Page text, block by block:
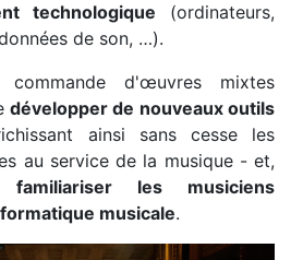
technologique (ordinateurs,
de son, …).
d'œuvres mixtes
développer de nouveaux outils
ainsi sans cesse les
au service de la musique - et,
familiariser les musiciens
musicale.